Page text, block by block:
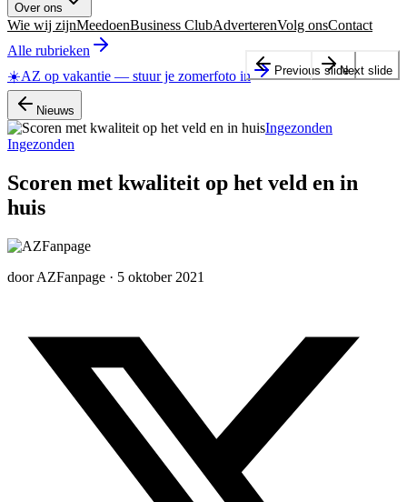
Over ons
Wie wij zijnMeedoenBusiness ClubAdverterenVolg onsContact
Alle rubrieken
☀️AZ op vakantie — stuur je zomerfoto in
Nieuws
Ingezonden
Ingezonden
Scoren met kwaliteit op het veld en in
huis
door AZFanpage · 5 oktober 2021
Previous slideNext slide